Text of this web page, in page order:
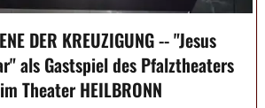
DER KREUZIGUNG -- "Jesus
als Gastspiel des Pfalztheaters
Theater HEILBRONN